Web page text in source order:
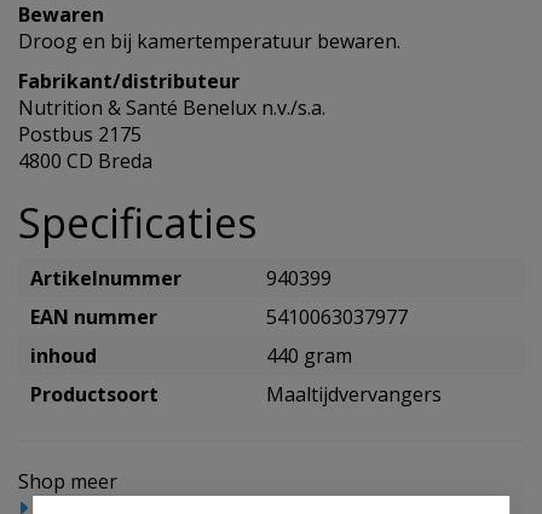
Bewaren
Droog en bij kamertemperatuur bewaren.
Fabrikant/distributeur
Nutrition & Santé Benelux n.v./s.a.
Postbus 2175
4800 CD Breda
Specificaties
Artikelnummer
940399
EAN nummer
5410063037977
inhoud
440 gram
Productsoort
Maaltijdvervangers
Shop meer